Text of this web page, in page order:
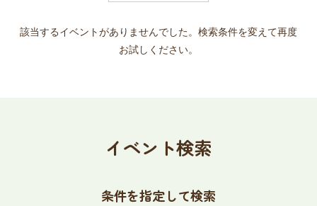
該当するイベントがありませんでした。検索条件を変えて再度
お試しください。
イベント検索
条件を指定して検索